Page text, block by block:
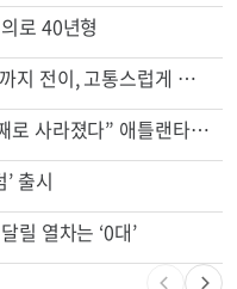
만명 플랜 상실 위기
로 40년형
바이든 암 투병 근황…“암이 뼈까지 전이, 고통스럽게 투병 중”
출시